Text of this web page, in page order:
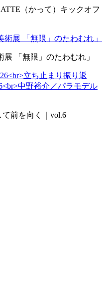
（かって）キックオフ
「無限」のたわむれ」
前を向く｜vol.6